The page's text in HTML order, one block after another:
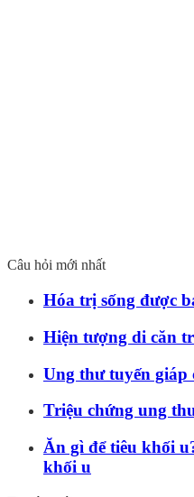
Câu hỏi mới nhất
Hóa trị sống được
Hiện tượng di căn
Ung thư tuyến giáp
Triệu chứng ung
Ăn gì để tiêu khối
khối u